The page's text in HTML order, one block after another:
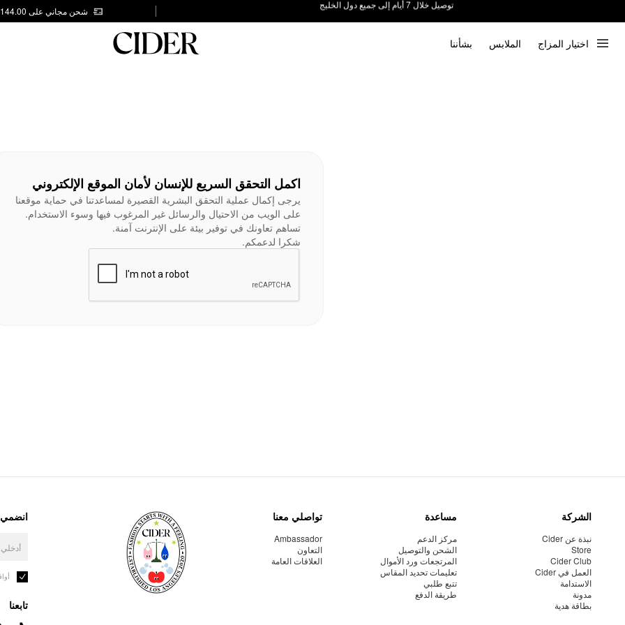
شحن مجاني على AED 144.00
اختيار المزاج الملابس بشأننا
اكمل التحقق السريع للإنسان لأمان الموقع الإلكتروني
يرجى إكمال عملية التحقق البشرية القصيرة لمساعدتنا في حماية موقعنا
على الويب من الاحتيال والرسائل غير المرغوب فيها وسوء الاستخدام.
تساهم تعاونك في توفير بيئة على الإنترنت آمنة.
شكرا لدعمكم.
الشركة
نبذة عن Cider
Store
Cider Club
العمل في Cider
الاستدامة
مدونة
بطاقة هدية
مساعدة
مركز الدعم
الشحن والتوصيل
المرتجعات ورد الأموال
تعليمات تحديد المقاس
تتبع طلبي
طريقة الدفع
تواصلي معنا
Ambassador
التعاون
العلاقات العامة
انضمي
تابعنا